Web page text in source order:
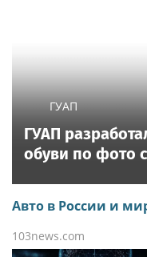
ГУАП
ГУАП
обуви по фото
Авто в России и
103news.com